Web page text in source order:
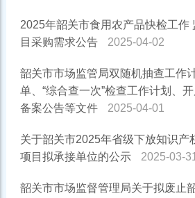
2025年韶关市食用农产品快检工作
目采购需求公告
2025-04-02
韶关市市场监管局双随机抽查工作
单、“综合查一次”检查工作计划、
备案公告等文件
2025-04-01
关于韶关市2025年省级下放知识产
项目拟承接单位的公示
2025-03-31
韶关市市场监督管理局关于拟废止